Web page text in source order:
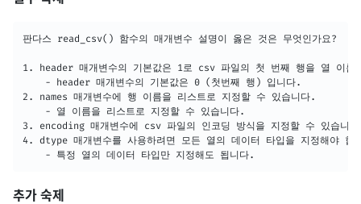
판다스 read_csv() 함수의 매개변수 설명이 옳은 것은 무엇인가요?
1. header 매개변수의 기본값은 1로 csv 파일의 첫 번째 행을 열 이름
2. names 매개변수에 행 이름을 리스트로 지정할 수 있습니다.
3. encoding 매개변수에 csv 파일의 인코딩 방식을 지정할 수 있습니
4. dtype 매개변수를 사용하려면 모든 열의 데이터 타입을 지정해야
	- 특정 열의 데이터 타입만 지정해도 됩니다.
추가 숙제